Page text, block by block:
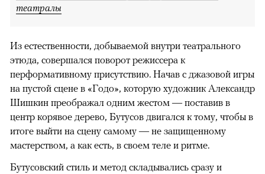
театралы
Из естественности, добываемой внутри театрального
этюда, совершался поворот режиссера к
перформативному присутствию. Начав с джазовой игры
на пустой сцене в «Годо», которую художник Александр
Шишкин преображал одним жестом — поставив в
центр корявое дерево, Бутусов двигался к тому, чтобы в
итоге выйти на сцену самому — не защищенному
мастерством, а как есть, в своем теле и ритме.
Бутусовский стиль и метод складывались сразу и